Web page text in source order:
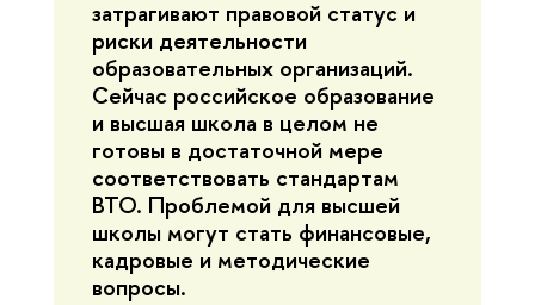
затрагивают правовой статус и
риски деятельности
образовательных организаций.
Сейчас российское образование
и высшая школа в целом не
готовы в достаточной мере
соответствовать стандартам
ВТО. Проблемой для высшей
школы могут стать финансовые,
кадровые и методические
вопросы.